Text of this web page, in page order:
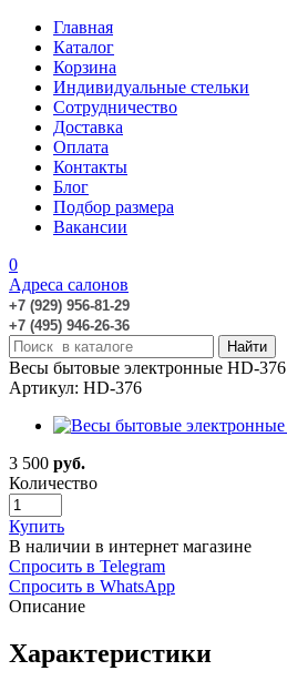
Главная
Каталог
Корзина
Индивидуальные стельки
Сотрудничество
Доставка
Оплата
Контакты
Блог
Подбор размера
Вакансии
0
Адреса салонов
+7 (929) 956-81-29
+7 (495) 946-26-36
Весы бытовые электронные HD-376
Артикул: HD-376
3 500 руб.
Количество
Купить
В наличии в интернет магазине
Спросить в Telegram
Спросить в WhatsApp
Описание
Характеристики